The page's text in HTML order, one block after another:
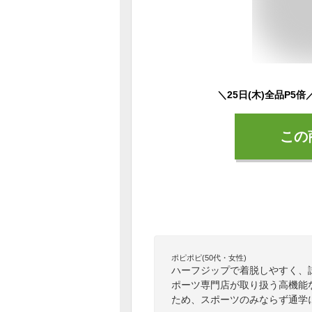
こ
ポピポピ(50代・女性)
ハーフジップで着脱しやすく
ポーツ専門店が取り扱う高機
ため、スポーツのみならず通